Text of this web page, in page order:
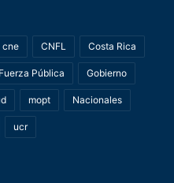
cne CNFL Costa Rica
Fuerza Pública Gobierno
mopt Nacionales
ucr